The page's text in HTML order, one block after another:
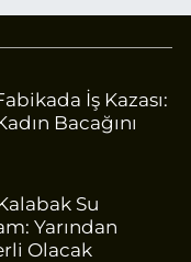
İş Kazası:
Bacağını
Su
Yarından
Olacak